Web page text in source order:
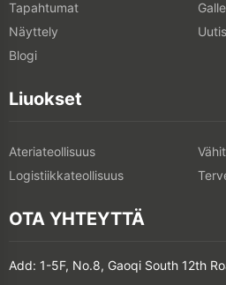
Tapahtumat
Näyttely
Blogi
Liuokset
Ateriateollisuus
Logistiikkateollisuus
OTA YHTEYTTÄ
Add: 1-5F, No.8, Gaoqi South 12th